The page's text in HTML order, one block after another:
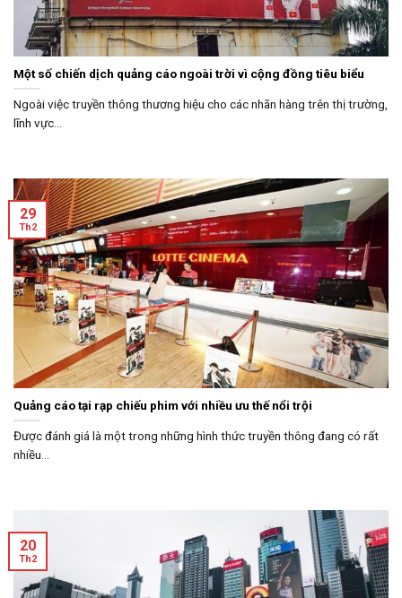
Một số chiến dịch quảng cáo ngoài trời vì cộng đồng tiêu biểu
Ngoài việc truyền thông thương hiệu cho các nhãn hàng trên thị trường,
lĩnh vực...
Quảng cáo tại rạp chiếu phim với nhiều ưu thế nổi trội
Được đánh giá là một trong những hình thức truyền thông đang có rất
nhiều...
29
Th2
20
Th2